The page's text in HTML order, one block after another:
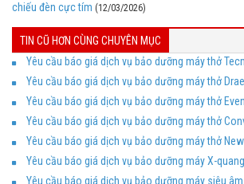
chiếu đèn cực tím (12/03/2026)
TIN CŨ HƠN CÙNG CHUYÊN MỤC
Yêu cầu báo giá dịch vụ bảo dưỡng máy thở
Yêu cầu báo giá dịch vụ bảo dưỡng máy thở
Yêu cầu báo giá dịch vụ bảo dưỡng máy thở
Yêu cầu báo giá dịch vụ bảo dưỡng máy thở
Yêu cầu báo giá dịch vụ bảo dưỡng máy thở
Yêu cầu báo giá dịch vụ bảo dưỡng máy X-quang
Yêu cầu báo giá dịch vụ bảo dưỡng máy siêu âm